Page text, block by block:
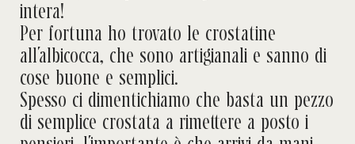
intera!
Per fortuna ho trovato le crostatine
all’albicocca, che sono artigianali e sanno di
cose buone e semplici.
Spesso ci dimentichiamo che basta un pezzo
di semplice crostata a rimettere a posto i